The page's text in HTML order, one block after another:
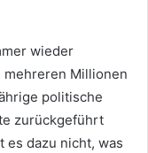
wieder
Millionen
politische
zurückgeführt
dazu nicht, was